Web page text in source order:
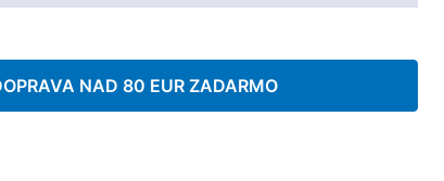
NAD 80 EUR ZADARMO